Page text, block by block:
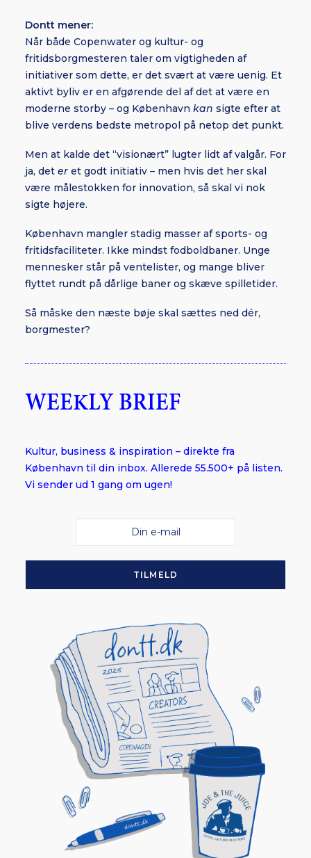
Dontt mener:
Når både Copenwater og kultur- og
fritidsborgmesteren taler om vigtigheden af
initiativer som dette, er det svært at være uenig. Et
aktivt byliv er en afgørende del af det at være en
moderne storby – og København kan sigte efter at
blive verdens bedste metropol på netop det punkt.
Men at kalde det “visionært” lugter lidt af valgår. For
ja, det er et godt initiativ – men hvis det her skal
være målestokken for innovation, så skal vi nok
sigte højere.
København mangler stadig masser af sports- og
fritidsfaciliteter. Ikke mindst fodboldbaner. Unge
mennesker står på ventelister, og mange bliver
flyttet rundt på dårlige baner og skæve spilletider.
Så måske den næste bøje skal sættes ned dér,
borgmester?
WEEKLY BRIEF
Kultur, business & inspiration – direkte fra
København til din inbox. Allerede 55.500+ på listen.
Vi sender ud 1 gang om ugen!